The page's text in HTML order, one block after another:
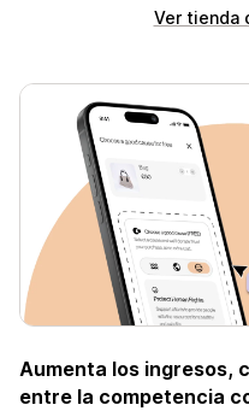
Ver tienda
Aumenta los ingresos,
entre la competencia